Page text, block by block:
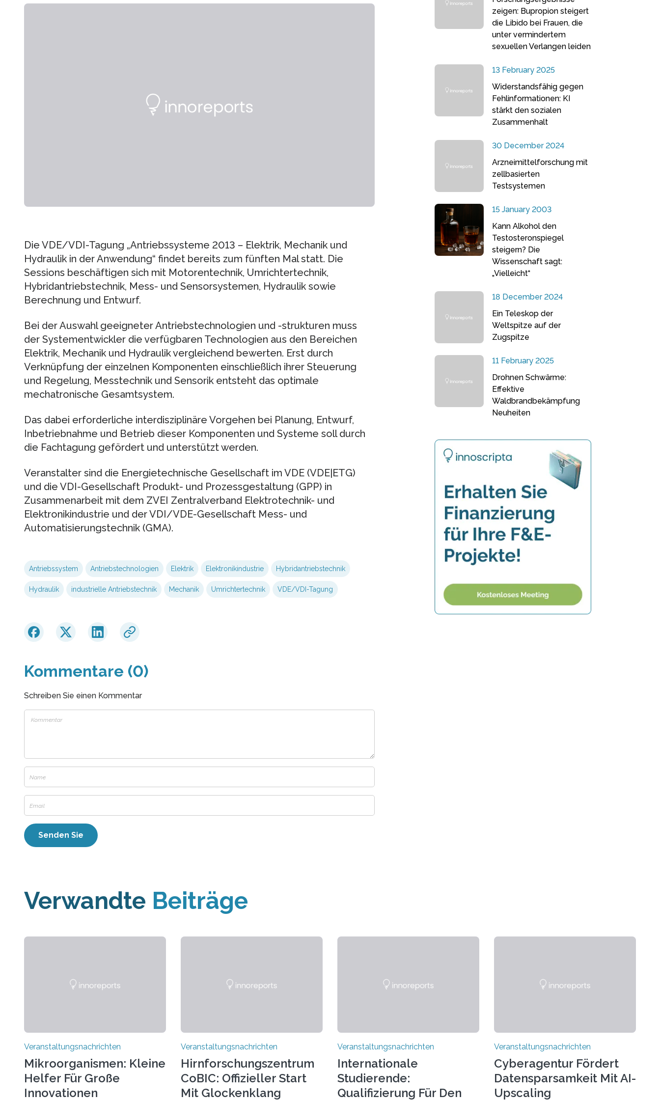
Die VDE/VDI-Tagung „Antriebssysteme 2013 – Elektrik, Mechanik und
Hydraulik in der Anwendung“ findet bereits zum fünften Mal statt. Die
Sessions beschäftigen sich mit Motorentechnik, Umrichtertechnik,
Hybridantriebstechnik, Mess- und Sensorsystemen, Hydraulik sowie
Berechnung und Entwurf.
Bei der Auswahl geeigneter Antriebstechnologien und -strukturen muss
der Systementwickler die verfügbaren Technologien aus den Bereichen
Elektrik, Mechanik und Hydraulik vergleichend bewerten. Erst durch
Verknüpfung der einzelnen Komponenten einschließlich ihrer Steuerung
und Regelung, Messtechnik und Sensorik entsteht das optimale
mechatronische Gesamtsystem.
Das dabei erforderliche interdisziplinäre Vorgehen bei Planung, Entwurf,
Inbetriebnahme und Betrieb dieser Komponenten und Systeme soll durch
die Fachtagung gefördert und unterstützt werden.
Veranstalter sind die Energietechnische Gesellschaft im VDE (VDE|ETG)
und die VDI-Gesellschaft Produkt- und Prozessgestaltung (GPP) in
Zusammenarbeit mit dem ZVEI Zentralverband Elektrotechnik- und
Elektronikindustrie und der VDI/VDE-Gesellschaft Mess- und
Automatisierungstechnik (GMA).
Antriebssystem Antriebstechnologien Elektrik Elektronikindustrie Hybridantriebstechnik
Hydraulik industrielle Antriebstechnik Mechanik Umrichtertechnik VDE/VDI-Tagung
Kommentare (0)
Schreiben Sie einen Kommentar
zeigen: Bupropion steigert
die Libido bei Frauen, die
unter vermindertem
sexuellen Verlangen leiden
13 February 2025
Widerstandsfähig gegen
Fehlinformationen: KI
stärkt den sozialen
Zusammenhalt
30 December 2024
Arzneimittelforschung mit
zellbasierten
Testsystemen
15 January 2003
Kann Alkohol den
Testosteronspiegel
steigern? Die
Wissenschaft sagt:
„Vielleicht“
18 December 2024
Ein Teleskop der
Weltspitze auf der
Zugspitze
11 February 2025
Drohnen Schwärme:
Effektive
Waldbrandbekämpfung
Neuheiten
Verwandte Beiträge
Veranstaltungsnachrichten
Mikroorganismen: Kleine
Helfer Für Große
Innovationen
Veranstaltungsnachrichten
Hirnforschungszentrum
CoBIC: Offizieller Start
Mit Glockenklang
Veranstaltungsnachrichten
Internationale
Studierende:
Qualifizierung Für Den
Veranstaltungsnachrichten
Cyberagentur Fördert
Datensparsamkeit Mit AI-
Upscaling